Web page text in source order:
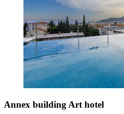
Annex building Art hotel